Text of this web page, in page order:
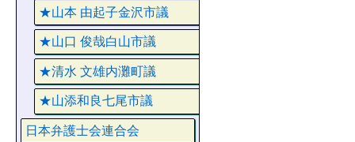
★山本 由起子金沢市議
★山口 俊哉白山市議
★清水 文雄内灘町議
★山添和良七尾市議
日本弁護士会連合会